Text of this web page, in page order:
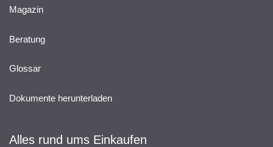
Magazin
Beratung
Glossar
Dokumente herunterladen
Alles rund ums Einkaufen